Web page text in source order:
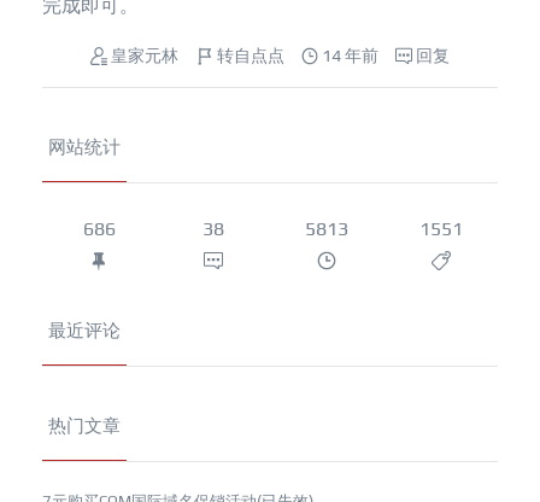
完成即可。
皇家元林 转自点点 14 年前 回复
网站统计
686 38 5813 1551
最近评论
热门文章